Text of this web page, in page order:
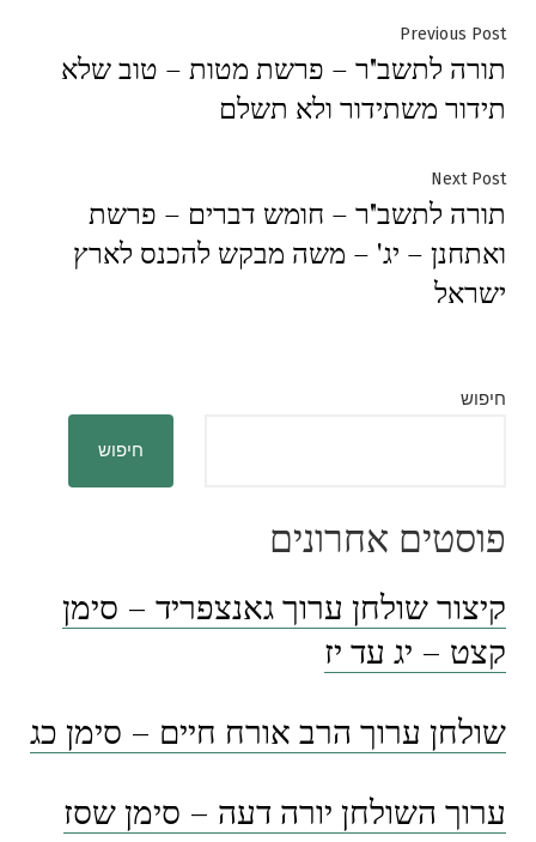
ניווט
Previous Post
post:
תורה לתשב"ר – פרשת מטות – טוב שלא
תידור משתידור ולא תשלם
Next Post
post:
תורה לתשב"ר – חומש דברים – פרשת
ואתחנן – יג' – משה מבקש להכנס לארץ
ישראל
חיפוש
חיפוש
פוסטים אחרונים
קיצור שולחן ערוך גאנצפריד – סימן
קצט – יג עד יז
שולחן ערוך הרב אורח חיים – סימן כג
ערוך השולחן יורה דעה – סימן שסז